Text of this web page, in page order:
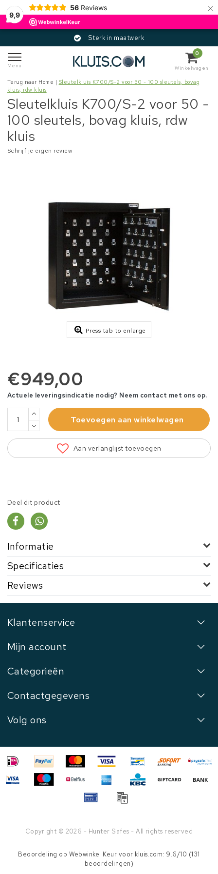
9,9
56 Reviews ×
Sterk in maatwerk
Menu
0
Winkelwagen
Terug naar Home | Sleutelkluis K700/S-2 voor 50 - 100 sleutels, bovag
kluis, rdw kluis
Sleutelkluis K700/S-2 voor 50 -
100 sleutels, bovag kluis, rdw
kluis
Schrijf je eigen review
Press tab to enlarge
€949,00
Actuele leveringsindicatie nodig? Neem contact met ons op.
Toevoegen aan winkelwagen
Aan verlanglijst toevoegen
Deel dit product
Informatie
Specificaties
Reviews
Klantenservice
Mijn account
Categorieën
Contactgegevens
Volg ons
Copyright © 2026 - Hunter Safes - All rights reserved
Beoordeling op Webwinkel Keur voor kluis.com: 9.6/10 (131
beoordelingen)